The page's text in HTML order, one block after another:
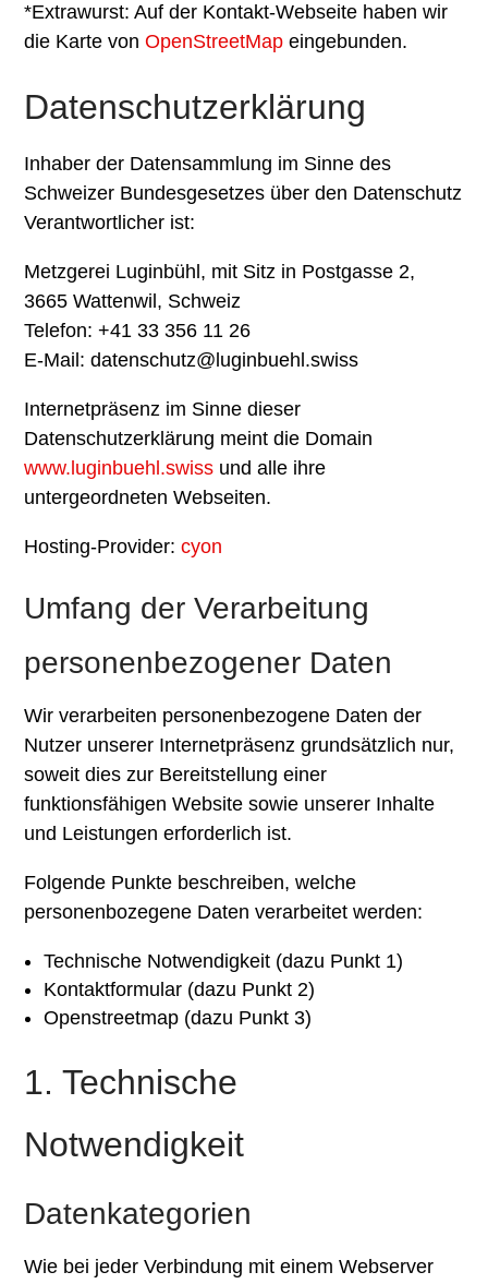
*Extrawurst: Auf der Kontakt-Webseite haben wir
die Karte vonOpenStreetMap eingebunden.
Datenschutzerklärung
Inhaber der Datensammlung im Sinne des
Schweizer Bundesgesetzes über den Datenschutz
Verantwortlicher ist:
Metzgerei Luginbühl, mit Sitz in Postgasse 2,
3665 Wattenwil, Schweiz
Telefon: +41 33 356 11 26
E-Mail:datenschutz@luginbuehl.swiss
Internetpräsenz im Sinne dieser
Datenschutzerklärung meint die Domain
www.luginbuehl.swiss und alle ihre
untergeordneten Webseiten.
Hosting-Provider:cyon
Umfang der Verarbeitung
personenbezogener Daten
Wir verarbeiten personenbezogene Daten der
Nutzer unserer Internetpräsenz grundsätzlich nur,
soweit dies zur Bereitstellung einer
funktionsfähigen Website sowie unserer Inhalte
und Leistungen erforderlich ist.
Folgende Punkte beschreiben, welche
personenbozegene Daten verarbeitet werden:
Technische Notwendigkeit (dazu Punkt 1)
Kontaktformular (dazu Punkt 2)
Openstreetmap (dazu Punkt 3)
1. Technische
Notwendigkeit
Datenkategorien
Wie bei jeder Verbindung mit einem Webserver